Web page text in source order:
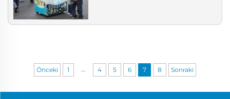
Önceki 1 ... 4 5 6 7 8 Sonraki